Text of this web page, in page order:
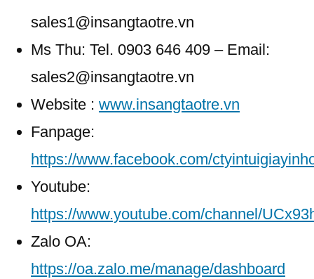
sales1@insangtaotre.vn
Ms Thu: Tel. 0903 646 409 – Email:
sales2@insangtaotre.vn
Website : www.insangtaotre.vn
Fanpage:
https://www.facebook.com/
Youtube:
https://www.youtube.com/channel/
Zalo OA:
https://oa.zalo.me/manage/dashboard